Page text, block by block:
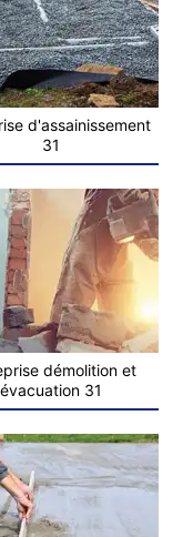
d'assainissement
31
démolition et
évacuation 31